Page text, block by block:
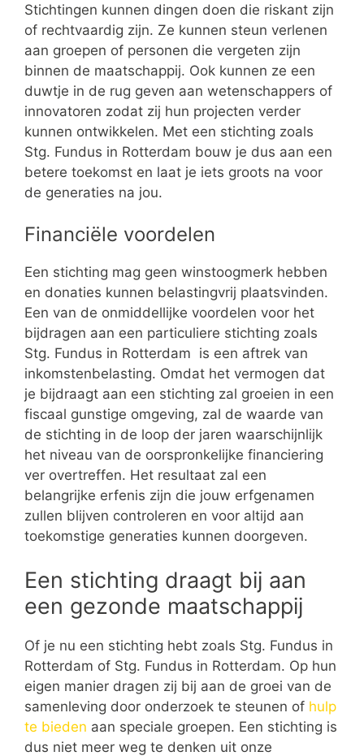
Stichtingen kunnen dingen doen die riskant zijn
of rechtvaardig zijn. Ze kunnen steun verlenen
aan groepen of personen die vergeten zijn
binnen de maatschappij. Ook kunnen ze een
duwtje in de rug geven aan wetenschappers of
innovatoren zodat zij hun projecten verder
kunnen ontwikkelen. Met een stichting zoals
Stg. Fundus in Rotterdam bouw je dus aan een
betere toekomst en laat je iets groots na voor
de generaties na jou.
Financiële voordelen
Een stichting mag geen winstoogmerk hebben
en donaties kunnen belastingvrij plaatsvinden.
Een van de onmiddellijke voordelen voor het
bijdragen aan een particuliere stichting zoals
Stg. Fundus in Rotterdam is een aftrek van
inkomstenbelasting. Omdat het vermogen dat
je bijdraagt aan een stichting zal groeien in een
fiscaal gunstige omgeving, zal de waarde van
de stichting in de loop der jaren waarschijnlijk
het niveau van de oorspronkelijke financiering
ver overtreffen. Het resultaat zal een
belangrijke erfenis zijn die jouw erfgenamen
zullen blijven controleren en voor altijd aan
toekomstige generaties kunnen doorgeven.
Een stichting draagt bij aan
een gezonde maatschappij
Of je nu een stichting hebt zoals Stg. Fundus in
Rotterdam of Stg. Fundus in Rotterdam. Op hun
eigen manier dragen zij bij aan de groei van de
samenleving door onderzoek te steunen of hulp
te bieden aan speciale groepen. Een stichting is
dus niet meer weg te denken uit onze